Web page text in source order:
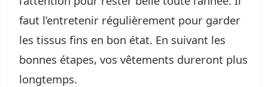
faut l’entretenir régulièrement pour garder
les tissus fins en bon état. En suivant les
bonnes étapes, vos vêtements dureront plus
longtemps.